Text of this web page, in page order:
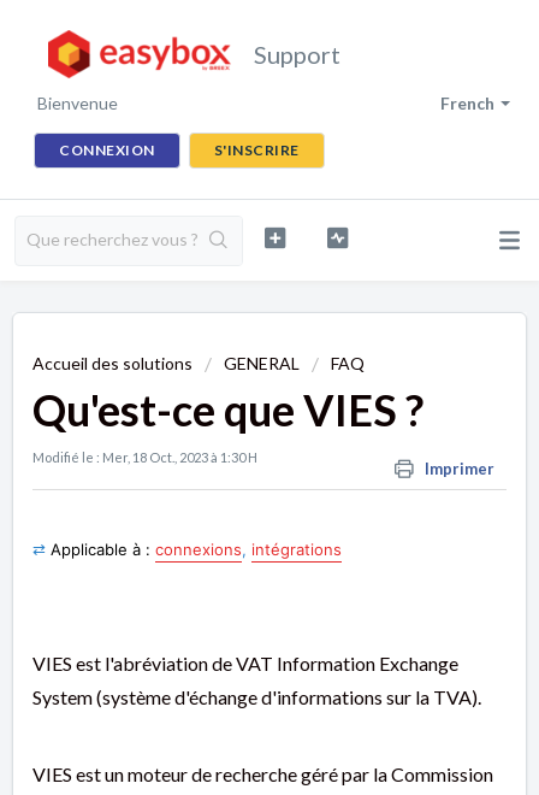
Support
French
Bienvenue
CONNEXION S'INSCRIRE
Accueil des solutions GENERAL FAQ
Qu'est-ce que VIES ?
Imprimer
Modifié le : Mer, 18 Oct., 2023 à 1:30 H
⇄ Applicable à : connexions, intégrations
VIES est l'abréviation de VAT Information Exchange
System (système d'échange d'informations sur la TVA).
VIES est un moteur de recherche géré par la Commission